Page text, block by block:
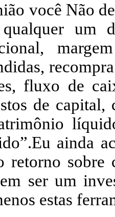
você Não
um
fluxo de
de
ainda
retorno sobre
ser um
estas